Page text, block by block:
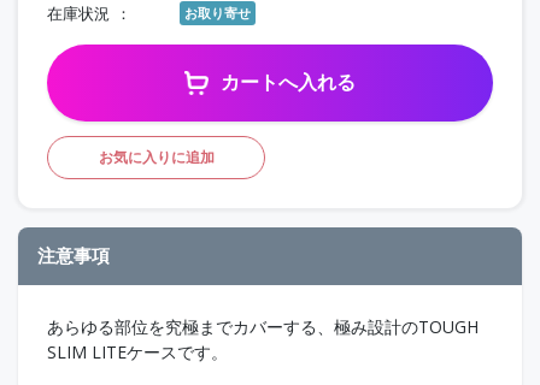
在庫状況 お取り寄せ
カートへ入れる
お気に入りに追加
注意事項
あらゆる部位を究極までカバーする、極み設計のTOUGH
SLIM LITEケースです。